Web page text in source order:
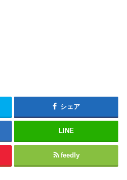
シェア
LINE
feedly